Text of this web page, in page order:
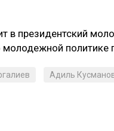
в президентский
политике
Адиль